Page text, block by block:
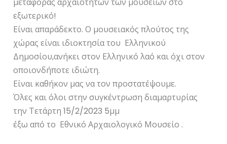
εξωτερικό!
Είναι απαράδεκτο. Ο μουσειακός πλούτος της
χώρας είναι ιδιοκτησία του Ελληνικού
Δημοσίου,ανήκει στον Ελληνικό λαό και όχι στον
οποιονδήποτε ιδιώτη.
Είναι καθήκον μας να τον προστατέψουμε.
Όλες και όλοι στην συγκέντρωση διαμαρτυρίας
την Τετάρτη 15/2/2023 5μμ
έξω από το Εθνικό Αρχαιολογικό Μουσείο .